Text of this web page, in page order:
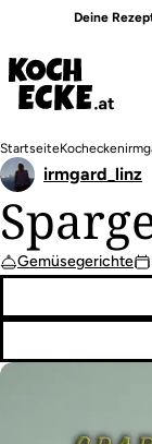
Inhalt
Deine
StartseiteKochecken
Gemüsegerichte
irmgard_linz